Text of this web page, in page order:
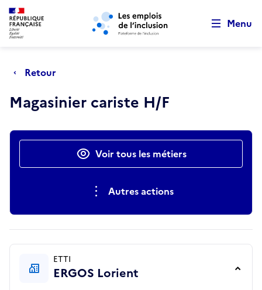
Aller au menu principal Aller au contenu principal
Menu
Retour
Magasinier cariste H/F
Actions rapidesVoir tous les métiers
Autres actions
ETTI
ERGOS Lorient
Retour au début de la page
Panneau de gestion des cookies